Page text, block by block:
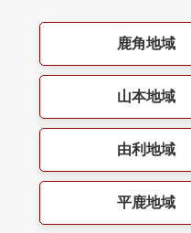
鹿角地域
山本地域
由利地域
平鹿地域